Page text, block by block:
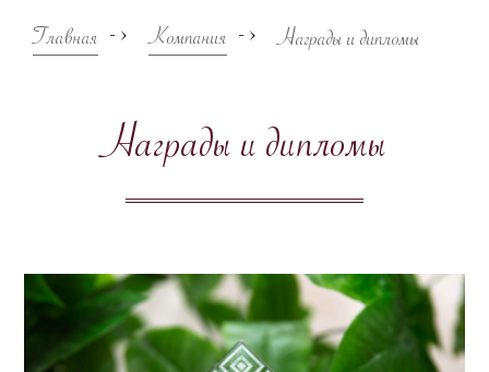
Главная -> Компания -> Награды и дипломы
Награды и дипломы